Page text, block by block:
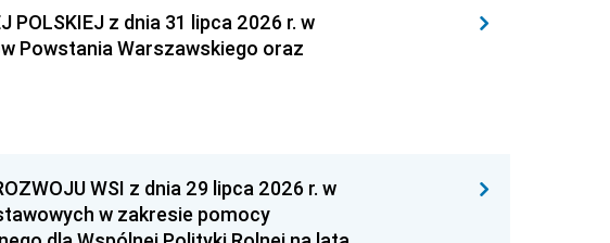
POLSKIEJ z dnia 31 lipca 2026 r. w
Powstania Warszawskiego oraz
WSI z dnia 29 lipca 2026 r. w
w zakresie pomocy